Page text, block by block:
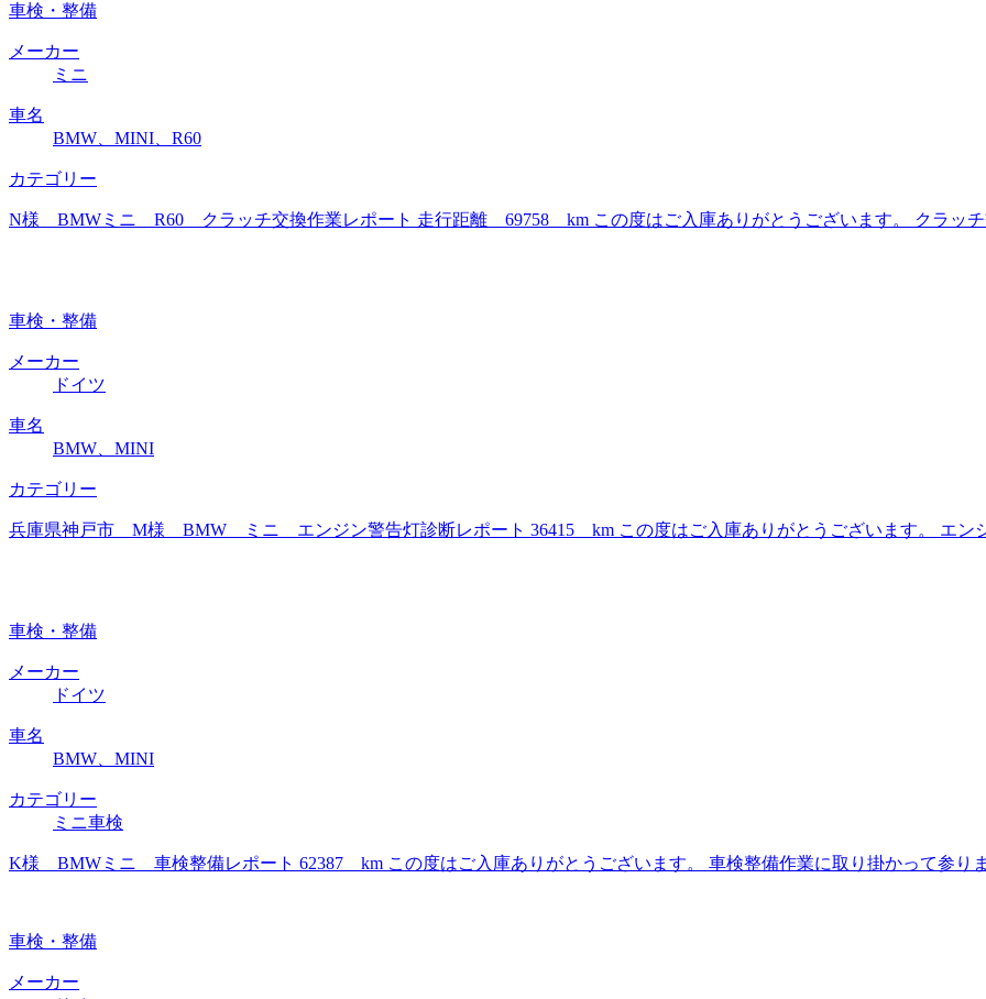
車検・整備
メーカー
ミニ
車名
BMW、MINI、R60
カテゴリー
N様 BMWミニ R60 クラッチ交換作業レポート 走行距離 69758 km この度はご入庫ありがとうございます。 クラッ
車検・整備
メーカー
ドイツ
車名
BMW、MINI
カテゴリー
兵庫県神戸市 M様 BMW ミニ エンジン警告灯診断レポート 36415 km この度はご入庫ありがとうございます。 エン
車検・整備
メーカー
ドイツ
車名
BMW、MINI
カテゴリー
ミニ車検
K様 BMWミニ 車検整備レポート 62387 km この度はご入庫ありがとうございます。 車検整備作業に取り掛かって参り
車検・整備
メーカー